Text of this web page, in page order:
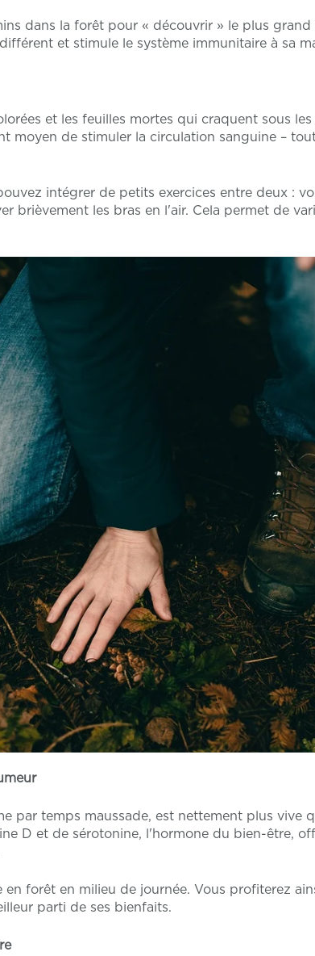
dans la forêt pour « découvrir » le plus
et stimule le système immunitaire à sa
et les feuilles mortes qui craquent sous
moyen de stimuler la circulation sanguine –
intégrer de petits exercices entre deux :
brièvement les bras en l'air. Cela permet de
par temps maussade, est nettement plus vive
D et de sérotonine, l'hormone du bien-être,
forêt en milieu de journée. Vous profiterez
parti de ses bienfaits.